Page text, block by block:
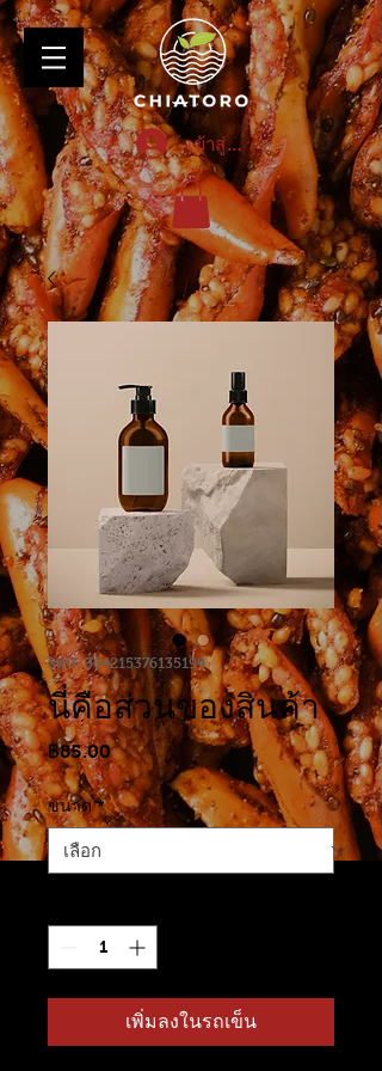
เข้าสู่ระบบ
SKU: 364215376135199
นี่คือส่วนของสินค้า
฿85.00ราคา
ขนาด *
เพิ่มลงในรถเข็น